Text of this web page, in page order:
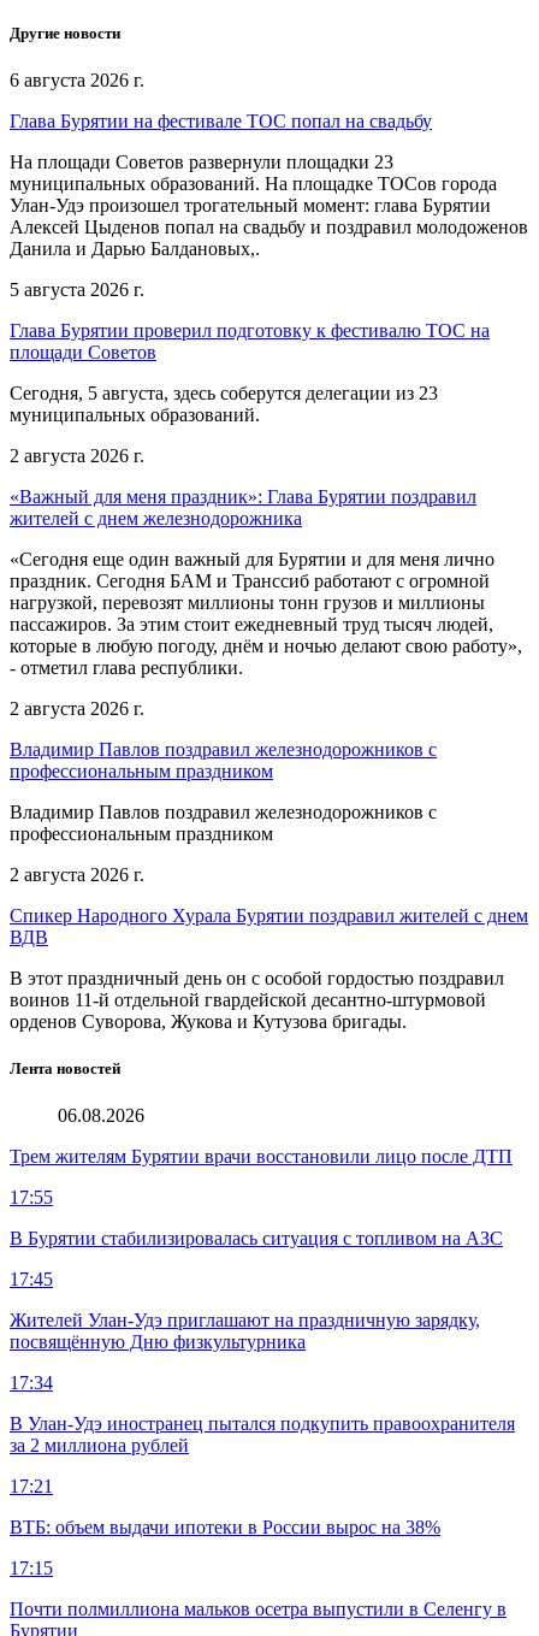
Другие новости
6 августа 2026 г.
Глава Бурятии на фестивале ТОС попал на свадьбу
На площади Советов развернули площадки 23
муниципальных образований. На площадке ТОСов города
Улан-Удэ произошел трогательный момент: глава Бурятии
Алексей Цыденов попал на свадьбу и поздравил молодоженов
Данила и Дарью Балдановых,.
5 августа 2026 г.
Глава Бурятии проверил подготовку к фестивалю ТОС на
площади Советов
Сегодня, 5 августа, здесь соберутся делегации из 23
муниципальных образований.
2 августа 2026 г.
«Важный для меня праздник»: Глава Бурятии поздравил
жителей с днем железнодорожника
«Сегодня еще один важный для Бурятии и для меня лично
праздник. Сегодня БАМ и Транссиб работают с огромной
нагрузкой, перевозят миллионы тонн грузов и миллионы
пассажиров. За этим стоит ежедневный труд тысяч людей,
которые в любую погоду, днём и ночью делают свою работу»,
- отметил глава республики.
2 августа 2026 г.
Владимир Павлов поздравил железнодорожников с
профессиональным праздником
Владимир Павлов поздравил железнодорожников с
профессиональным праздником
2 августа 2026 г.
Спикер Народного Хурала Бурятии поздравил жителей с днем
ВДВ
В этот праздничный день он с особой гордостью поздравил
воинов 11-й отдельной гвардейской десантно-штурмовой
орденов Суворова, Жукова и Кутузова бригады.
Лента новостей
06.08.2026
Трем жителям Бурятии врачи восстановили лицо после ДТП
17:55
В Бурятии стабилизировалась ситуация с топливом на АЗС
17:45
Жителей Улан-Удэ приглашают на праздничную зарядку,
посвящённую Дню физкультурника
17:34
В Улан-Удэ иностранец пытался подкупить правоохранителя
за 2 миллиона рублей
17:21
ВТБ: объем выдачи ипотеки в России вырос на 38%
17:15
Почти полмиллиона мальков осетра выпустили в Селенгу в
Бурятии